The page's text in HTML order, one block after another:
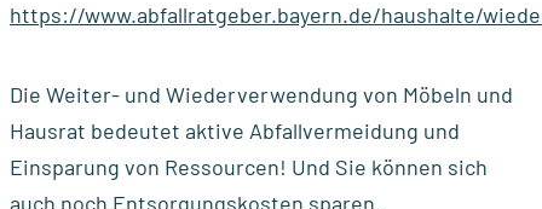
https://www.abfallratgeber.bayern.de/haushalte/
Die Weiter- und Wiederverwendung von Möbeln und
Hausrat bedeutet aktive Abfallvermeidung und
Einsparung von Ressourcen! Und Sie können sich
auch noch Entsorgungskosten sparen.